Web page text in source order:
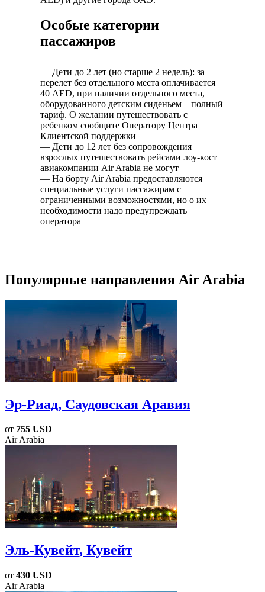
Особые категории
пассажиров
— Дети до 2 лет (но старше 2 недель): за
перелет без отдельного места оплачивается
40 AED, при наличии отдельного места,
оборудованного детским сиденьем – полный
тариф. О желании путешествовать с
ребенком сообщите Оператору Центра
Клиентской поддержки
— Дети до 12 лет без сопровождения
взрослых путешествовать рейсами лоу-кост
авиакомпании Air Arabia не могут
— На борту Air Arabia предоставляются
специальные услуги пассажирам с
ограниченными возможностями, но о их
необходимости надо предупреждать
оператора
Популярные направления Air Arabia
Эр-Риад, Саудовская Аравия
от 755 USD
Air Arabia
Эль-Кувейт, Кувейт
от 430 USD
Air Arabia